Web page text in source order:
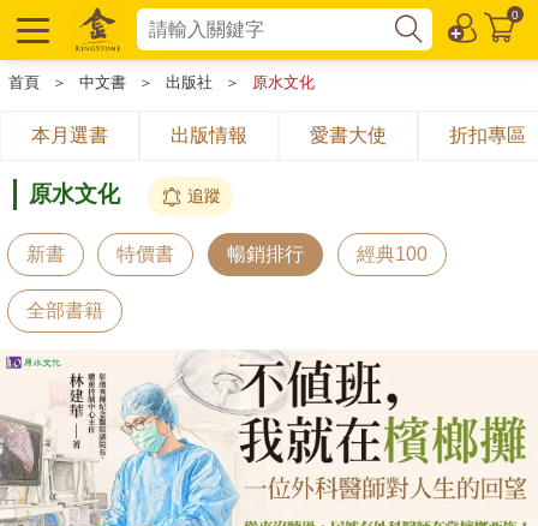
0
首頁 ＞ 中文書 ＞ 出版社 ＞ 原水文化
本月選書 出版情報 愛書大使 折扣專區
原水文化 追蹤
新書 特價書 暢銷排行 經典100
全部書籍